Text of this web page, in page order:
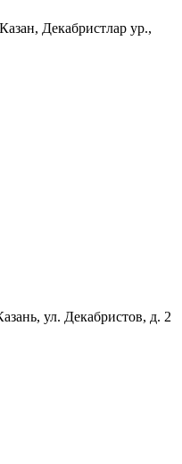
Декабристлар ур.,
ул. Декабристов, д. 2